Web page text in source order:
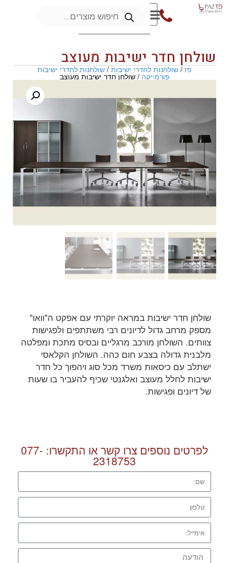
שולחן חדר ישיבות מעוצב
פז/שולחנות לחדרי ישיבות/שולחנות לחדרי ישיבות
פורמייקה / שולחן חדר ישיבות מעוצב
שולחן חדר ישיבות במראה יוקרתי עם אפקט ה"וואו"
מספק מרחב גדול לדיונים רבי משתתפים ולפגישות
צוותים. השולחן מורכב מרגליים ובסיס מתכת ומפלטה
מלבנית גדולה בצבע חום כהה. השולחן הקלאסי
ישתלב עם כיסאות משרד מכל סוג ויהפוך כל חדר
ישיבות לחלל מעוצב ואלגנטי שכיף להעביר בו שעות
של דיונים ופגישות.
לפרטים נוספים צרו קשר או התקשרו: 077-
2318753